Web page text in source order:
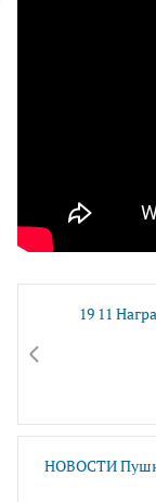
19 11
НОВОСТИ